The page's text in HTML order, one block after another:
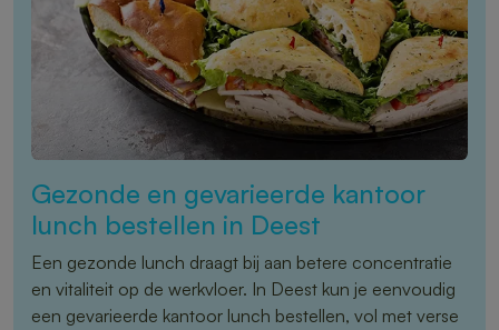
Gezonde en gevarieerde kantoor
lunch bestellen in Deest
Een gezonde lunch draagt bij aan betere concentratie
en vitaliteit op de werkvloer. In Deest kun je eenvoudig
een gevarieerde kantoor lunch bestellen, vol met verse